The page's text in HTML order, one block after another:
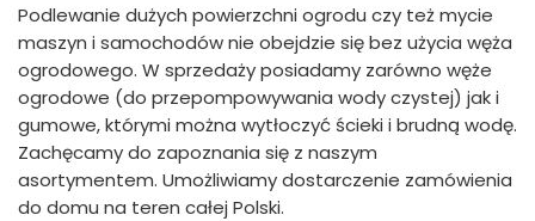
Podlewanie dużych powierzchni ogrodu czy też mycie
maszyn i samochodów nie obejdzie się bez użycia węża
ogrodowego. W sprzedaży posiadamy zarówno węże
ogrodowe (do przepompowywania wody czystej) jak i
gumowe, którymi można wytłoczyć ścieki i brudną wodę.
Zachęcamy do zapoznania się z naszym
asortymentem. Umożliwiamy dostarczenie zamówienia
do domu na teren całej Polski.